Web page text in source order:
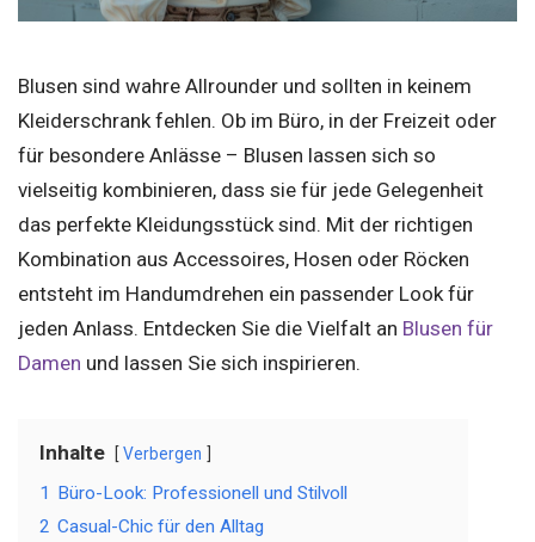
Blusen sind wahre Allrounder und sollten in keinem
Kleiderschrank fehlen. Ob im Büro, in der Freizeit oder
für besondere Anlässe – Blusen lassen sich so
vielseitig kombinieren, dass sie für jede Gelegenheit
das perfekte Kleidungsstück sind. Mit der richtigen
Kombination aus Accessoires, Hosen oder Röcken
entsteht im Handumdrehen ein passender Look für
jeden Anlass. Entdecken Sie die Vielfalt an Blusen für
Damen und lassen Sie sich inspirieren.
Inhalte Verbergen
1 Büro-Look: Professionell und Stilvoll
2 Casual-Chic für den Alltag